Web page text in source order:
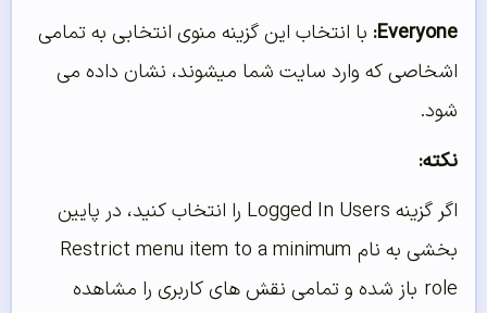
Everyone: با انتخاب این گزینه منوی انتخابی به تمامی
اشخاصی که وارد سایت شما میشوند، نشان داده می
شود.
نکته:
اگر گزینه Logged In Users را انتخاب کنید، در پایین
بخشی به نام Restrict menu item to a minimum
role باز شده و تمامی نقش های کاربری را مشاهده